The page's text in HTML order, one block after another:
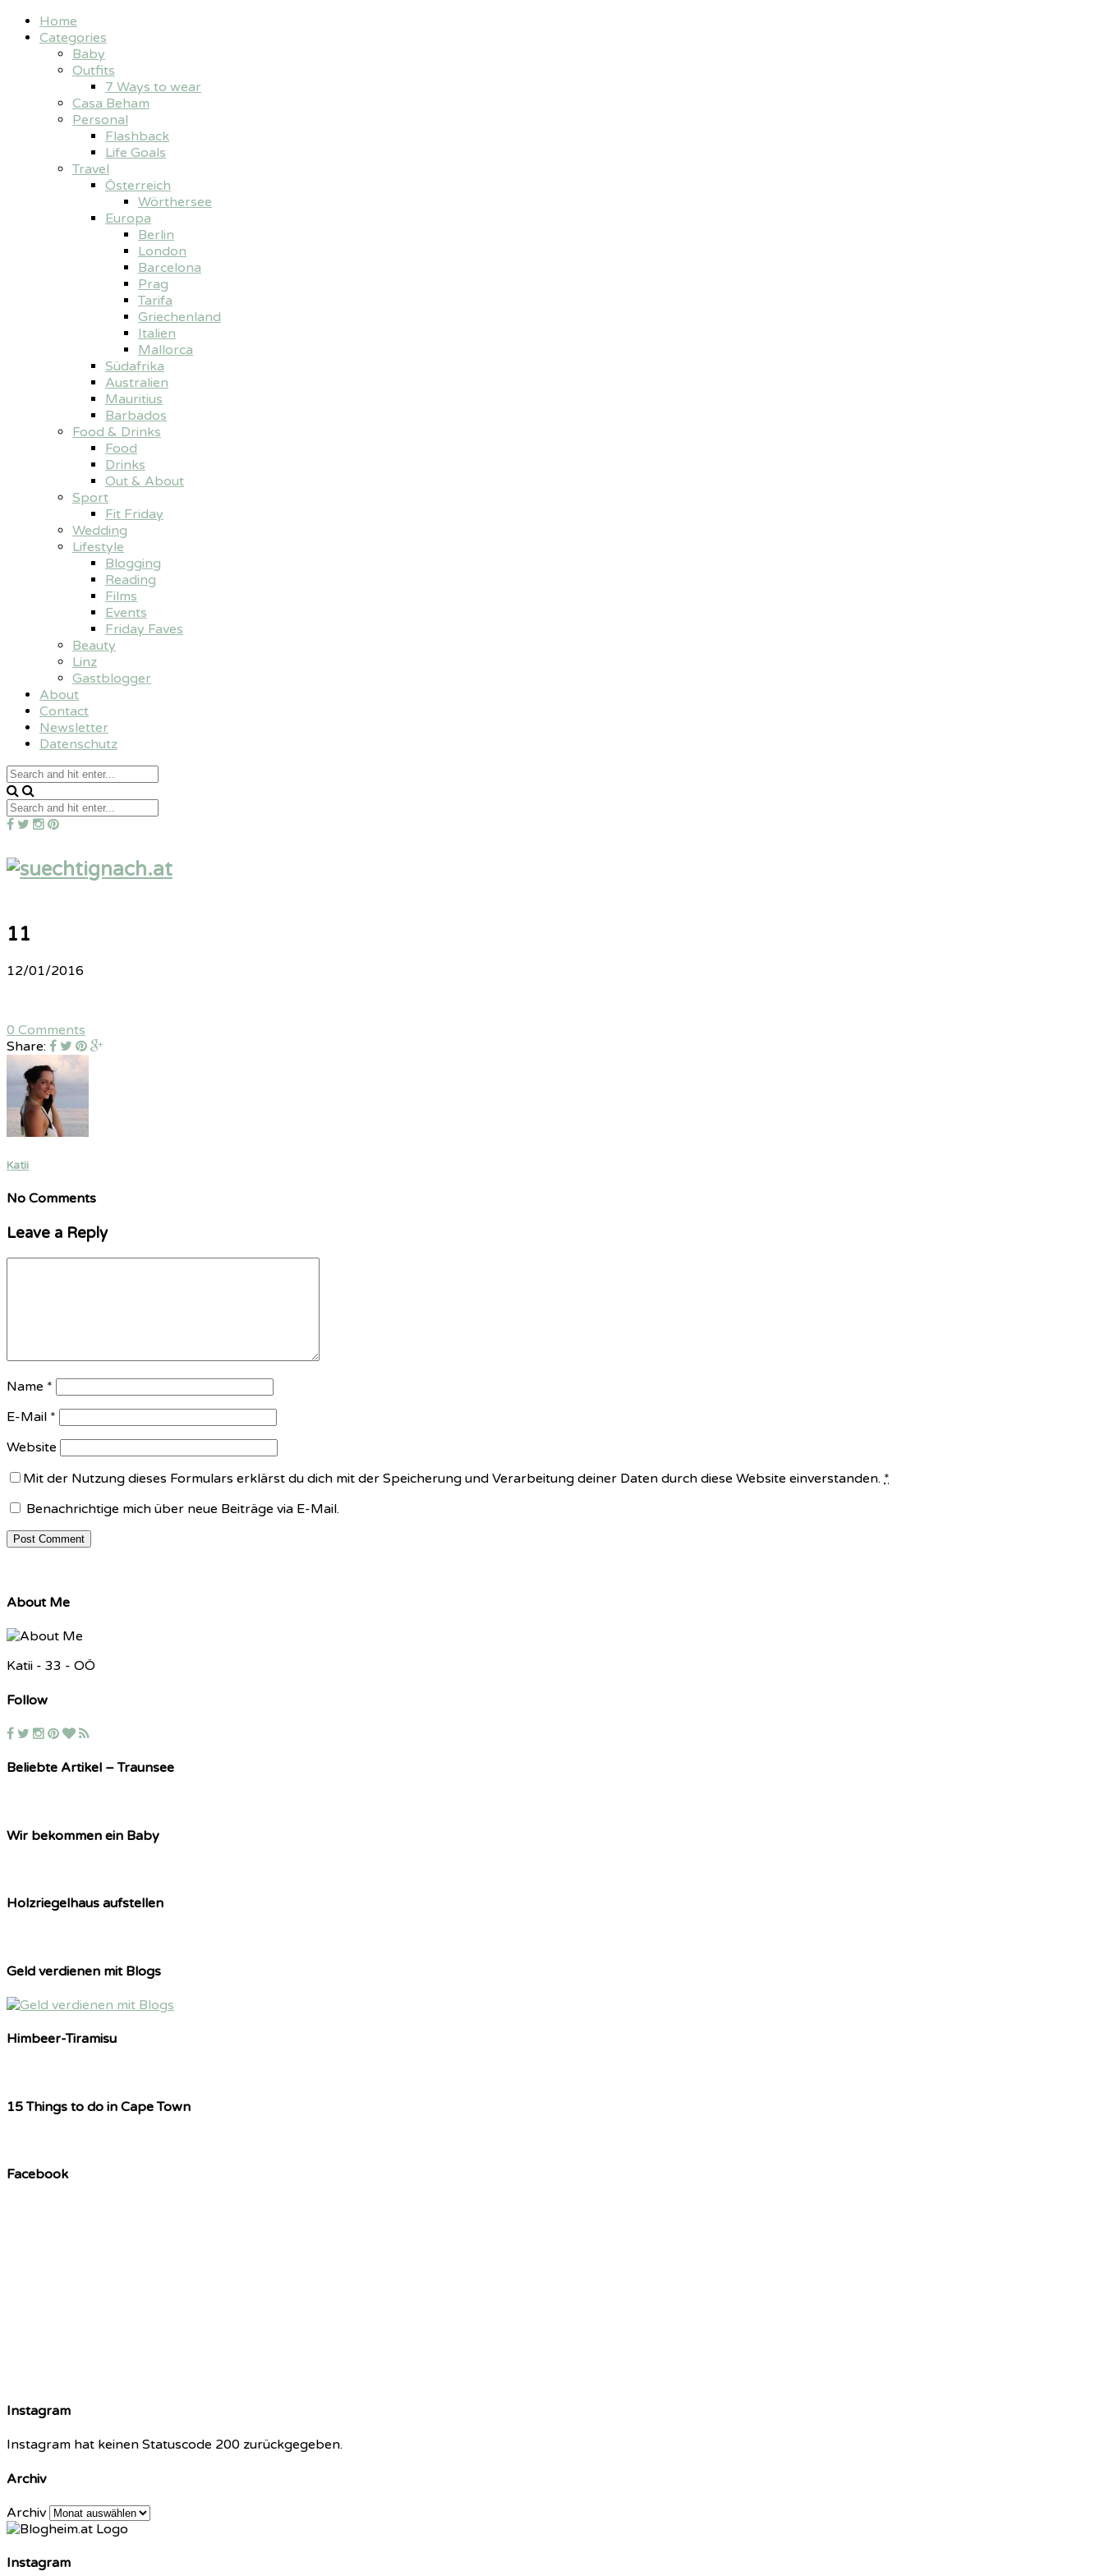
Home
Categories
Baby
Outfits
7 Ways to wear
Casa Beham
Personal
Flashback
Life Goals
Travel
Österreich
Wörthersee
Europa
Berlin
London
Barcelona
Prag
Tarifa
Griechenland
Italien
Mallorca
Südafrika
Australien
Mauritius
Barbados
Food & Drinks
Food
Drinks
Out & About
Sport
Fit Friday
Wedding
Lifestyle
Blogging
Reading
Films
Events
Friday Faves
Beauty
Linz
Gastblogger
About
Contact
Newsletter
Datenschutz
11
12/01/2016
0 Comments
Share:
Katii
No Comments
Leave a Reply
Name *
E-Mail *
Website
Mit der Nutzung dieses Formulars erklärst du dich mit der Speicherung und Verarbeitung deiner Daten durch diese Website einverstanden. *
Benachrichtige mich über neue Beiträge via E-Mail.
About Me
Katii - 33 - OÖ
Follow
Beliebte Artikel – Traunsee
Wir bekommen ein Baby
Holzriegelhaus aufstellen
Geld verdienen mit Blogs
Himbeer-Tiramisu
15 Things to do in Cape Town
Facebook
Instagram
Instagram hat keinen Statuscode 200 zurückgegeben.
Archiv
Archiv
Instagram